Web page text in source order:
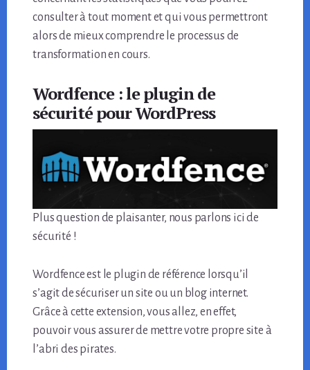
consulter à tout moment et qui vous permettront
alors de mieux comprendre le processus de
transformation en cours.
Wordfence : le plugin de
sécurité pour WordPress
Plus question de plaisanter, nous parlons ici de
sécurité !
Wordfence est le plugin de référence lorsqu’il
s’agit de sécuriser un site ou un blog internet.
Grâce à cette extension, vous allez, en effet,
pouvoir vous assurer de mettre votre propre site à
l’abri des pirates.